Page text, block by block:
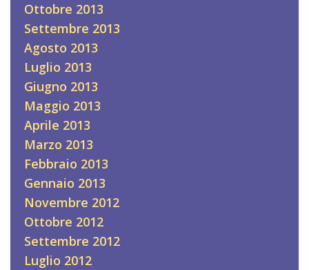
Ottobre 2013
Settembre 2013
Agosto 2013
Luglio 2013
Giugno 2013
Maggio 2013
Aprile 2013
Marzo 2013
Febbraio 2013
Gennaio 2013
Novembre 2012
Ottobre 2012
Settembre 2012
Luglio 2012